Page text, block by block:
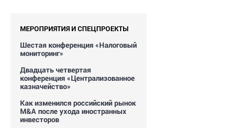
МЕРОПРИЯТИЯ И СПЕЦПРОЕКТЫ
Шестая конференция «Налоговый
мониторинг»
Двадцать четвертая
конференция «Централизованное
казначейство»
Как изменился российский рынок
M&A после ухода иностранных
инвесторов